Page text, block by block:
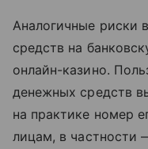
Аналогичные риски
средств на
онлайн-казино.
денежных средств
на практике номер
лицам, в частности